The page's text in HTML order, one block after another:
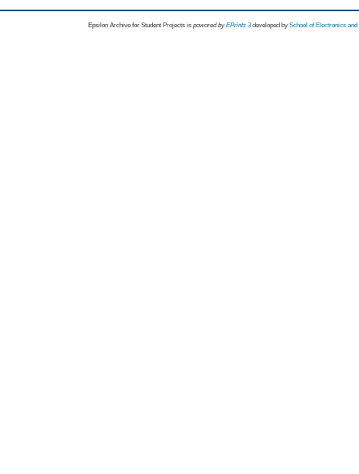
Epsilon Archive for Student Projects is powored byEPrints 3 developed by School of Electronics